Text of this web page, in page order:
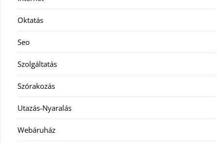
Oktatás
Seo
Szolgáltatás
Szórakozás
Utazás-Nyaralás
Webáruház